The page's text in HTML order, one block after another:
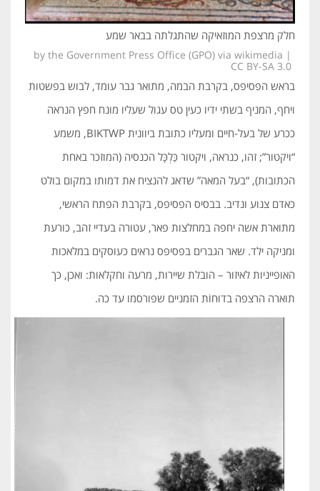
חלק מרצפת המוזאיקה שהתגלתה בבאר שמע
by the Government Press Office (GPO) via wikimedia |
CC BY-SA 3.0
בראש הפסיפס, בקרבת הבמה, מתואר גבר עומד, לבוש בפשטות
ויחף, המניף בשתי ידיו כעין טס עגול שעליו מונח חפץ הנראה
ככרע של בעל-חיים ומעליו כתובת ביוונית BIKTWP, משמע
“ויקטור”; זהו, כנראה, ויקטור כַּלְכָּל הכנסיה (המוזכר באחת
הכתובות), “בעל המאה” שדאג להנציח את דמותו במקום בולט
כאדם צנוע ונדיב. בבסיס הפסיפס, בקרבת הפתח הראשי,
מתוארת אשה יחפה במחלצות פאר, עטורה בעדיי זהב, כורעת
ומניקה ילד. שאר הגברים בפסיפס נראים כעוסקים במלאכות
האופייניות לאיזור – הובלת שיירות, מרעה וחקלאות: ואכן, כך
תוארה הרצפה בדוּחוֹת הזמניים שפורסמו עד כה.